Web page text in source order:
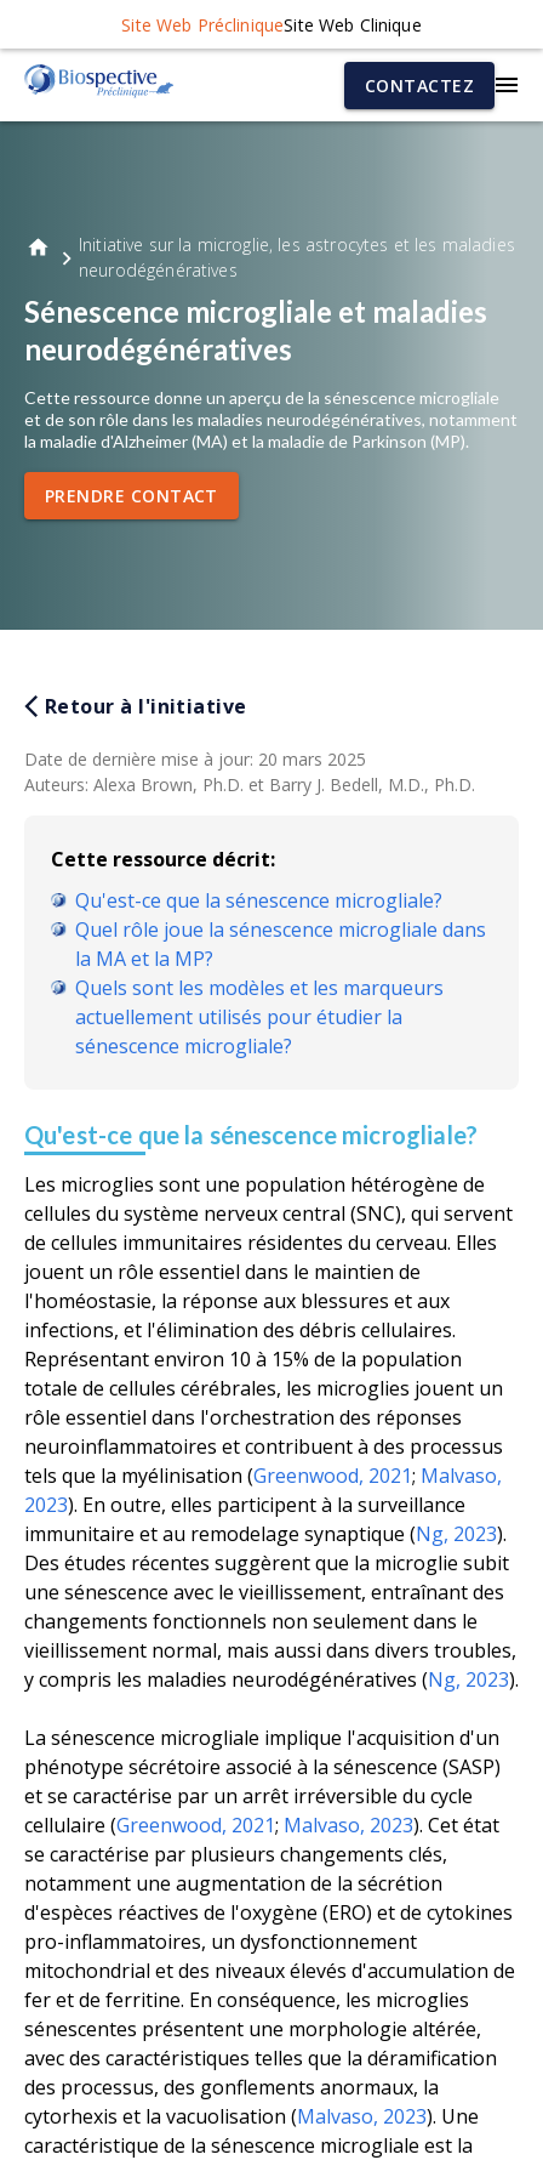
Site Web PrécliniqueSite Web Clinique
CONTACTEZ
Initiative sur la microglie, les astrocytes et les maladies
neurodégénératives
Sénescence microgliale et maladies
neurodégénératives
Cette ressource donne un aperçu de la sénescence microgliale
et de son rôle dans les maladies neurodégénératives, notamment
la maladie d'Alzheimer (MA) et la maladie de Parkinson (MP).
PRENDRE CONTACT
Retour à l'initiative
Date de dernière mise à jour: 20 mars 2025
Auteurs: Alexa Brown, Ph.D. et Barry J. Bedell, M.D., Ph.D.
Cette ressource décrit:
Qu'est-ce que la sénescence microgliale?
Quel rôle joue la sénescence microgliale dans
la MA et la MP?
Quels sont les modèles et les marqueurs
actuellement utilisés pour étudier la
sénescence microgliale?
Qu'est-ce que la sénescence microgliale?
Les microglies sont une population hétérogène de
cellules du système nerveux central (SNC), qui servent
de cellules immunitaires résidentes du cerveau. Elles
jouent un rôle essentiel dans le maintien de
l'homéostasie, la réponse aux blessures et aux
infections, et l'élimination des débris cellulaires.
Représentant environ 10 à 15% de la population
totale de cellules cérébrales, les microglies jouent un
rôle essentiel dans l'orchestration des réponses
neuroinflammatoires et contribuent à des processus
tels que la myélinisation (Greenwood, 2021; Malvaso,
2023). En outre, elles participent à la surveillance
immunitaire et au remodelage synaptique (Ng, 2023).
Des études récentes suggèrent que la microglie subit
une sénescence avec le vieillissement, entraînant des
changements fonctionnels non seulement dans le
vieillissement normal, mais aussi dans divers troubles,
y compris les maladies neurodégénératives (Ng, 2023).
La sénescence microgliale implique l'acquisition d'un
phénotype sécrétoire associé à la sénescence (SASP)
et se caractérise par un arrêt irréversible du cycle
cellulaire (Greenwood, 2021; Malvaso, 2023). Cet état
se caractérise par plusieurs changements clés,
notamment une augmentation de la sécrétion
d'espèces réactives de l'oxygène (ERO) et de cytokines
pro-inflammatoires, un dysfonctionnement
mitochondrial et des niveaux élevés d'accumulation de
fer et de ferritine. En conséquence, les microglies
sénescentes présentent une morphologie altérée,
avec des caractéristiques telles que la déramification
des processus, des gonflements anormaux, la
cytorhexis et la vacuolisation (Malvaso, 2023). Une
caractéristique de la sénescence microgliale est la